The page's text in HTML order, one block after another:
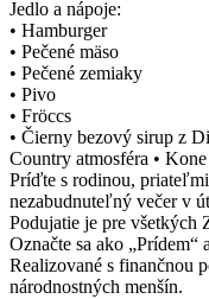
Jedlo a nápoje:
• Hamburger
• Pečené mäso
• Pečené zemiaky
• Pivo
• Fröccs
• Čierny bezový sirup z
Country atmosféra •
Príďte s rodinou,
nezabudnuteľný večer v
Podujatie je pre
Označte sa ako
Realizované s finančnou
národnostných menšín.